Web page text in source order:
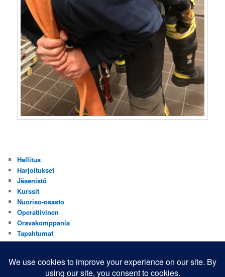
Hallitus
Harjoitukset
Jäsenistö
Kurssit
Nuoriso-osasto
Operatiivinen
Oravakomppania
Tapahtumat
Valistus
Yhteistyökumppanit